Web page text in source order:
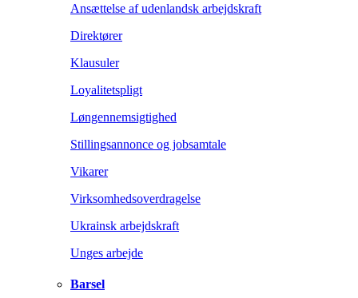
Ansættelse af udenlandsk arbejdskraft
Direktører
Klausuler
Loyalitetspligt
Løngennemsigtighed
Stillingsannonce og jobsamtale
Vikarer
Virksomhedsoverdragelse
Ukrainsk arbejdskraft
Unges arbejde
Barsel